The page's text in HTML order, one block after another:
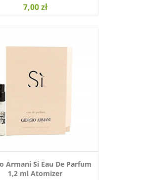
7,00 zł
Armani Si Eau De Parfum
1,2 ml Atomizer